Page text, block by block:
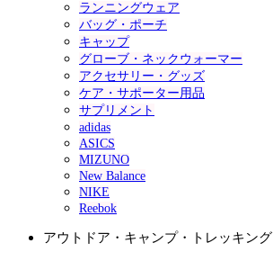
ランニングウェア
バッグ・ポーチ
キャップ
グローブ・ネックウォーマー
アクセサリー・グッズ
ケア・サポーター用品
サプリメント
adidas
ASICS
MIZUNO
New Balance
NIKE
Reebok
アウトドア・キャンプ・トレッキング